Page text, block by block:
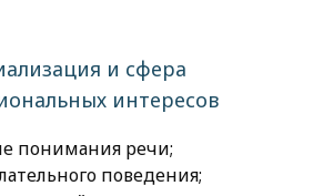
и сфера
интересов
понимания речи;
поведения;